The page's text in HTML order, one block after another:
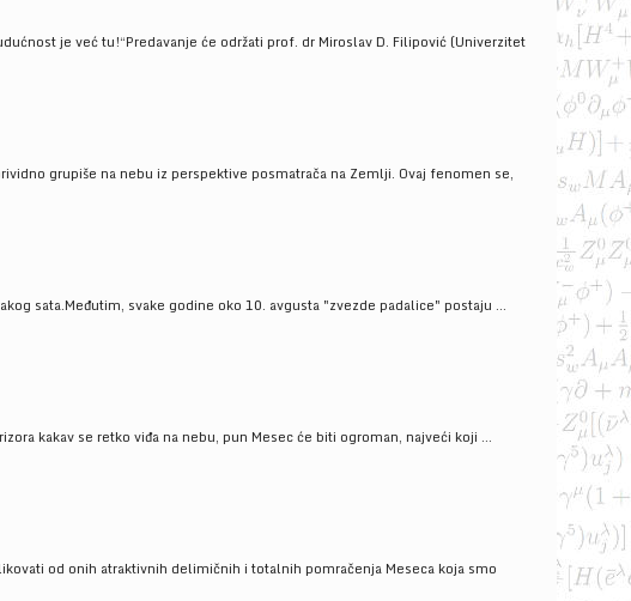
je već tu!“Predavanje će održati prof. dr Miroslav D. Filipović (Univerzitet
grupiše na nebu iz perspektive posmatrača na Zemlji. Ovaj fenomen se,
sata.Međutim, svake godine oko 10. avgusta "zvezde padalice" postaju ...
kakav se retko viđa na nebu, pun Mesec će biti ogroman, najveći koji ...
od onih atraktivnih delimičnih i totalnih pomračenja Meseca koja smo